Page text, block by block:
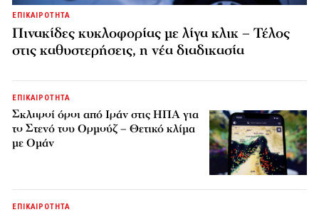
ΕΠΙΚΑΙΡΟΤΗΤΑ
Πινακίδες κυκλοφορίας με λίγα κλικ – Τέλος
στις καθυστερήσεις, η νέα διαδικασία
ΕΠΙΚΑΙΡΟΤΗΤΑ
Σκληροί όροι από Ιράν στις ΗΠΑ για
το Στενό του Ορμούζ – Θετικό κλίμα
με Ομάν
ΕΠΙΚΑΙΡΟΤΗΤΑ